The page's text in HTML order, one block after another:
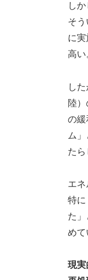
し
そ
に
高い
し
陸
の緩
ム
たら
エ
特に
た
めて
現実